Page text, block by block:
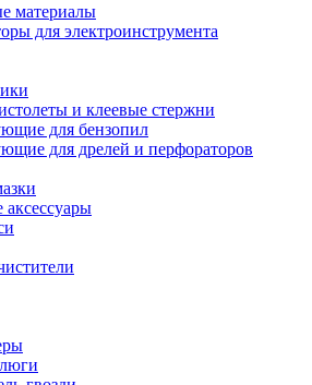
материалы
для электроинструмента
и клеевые стержни
для бензопил
для дрелей и перфораторов